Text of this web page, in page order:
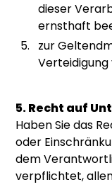
dieser
ernsthaft
zur
5. Recht auf
Haben Sie das
oder
dem
verpflichtet,